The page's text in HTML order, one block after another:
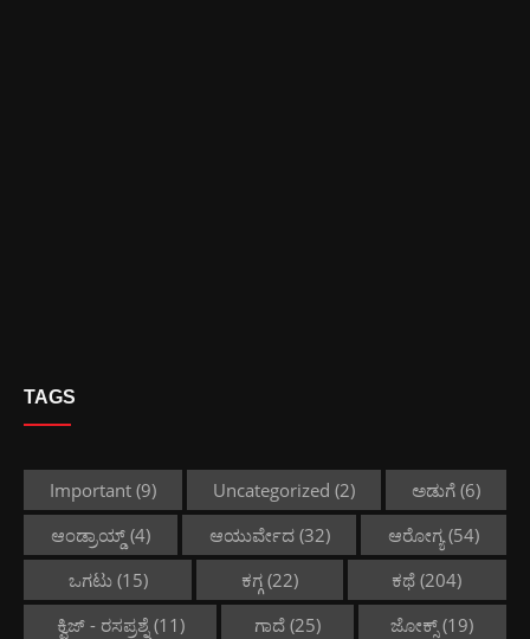
TAGS
Important (9) Uncategorized (2) ಅಡುಗೆ (6)
ಆಂಡ್ರಾಯ್ಡ್(4) ಆಯುರ್ವೇದ(32) ಆರೋಗ್ಯ(54)
ಒಗಟು(15) ಕಗ್ಗ(22) ಕಥೆ (204)
ಕ್ವಿಜ್ - ರಸಪ್ರಶ್ನೆ(11) ಗಾದೆ(25) ಜೋಕ್ಸ್(19)